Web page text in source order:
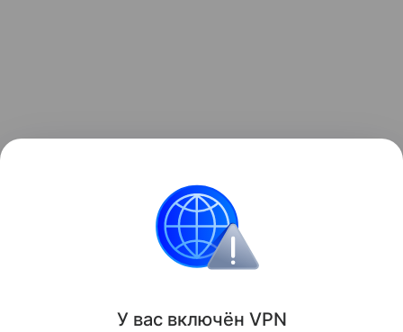
смартфоны
Поделиться
У вас включён VPN